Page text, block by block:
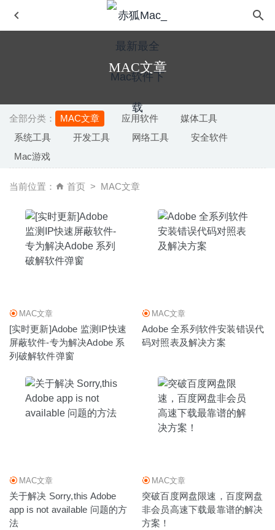
MAC文章
全部分类： MAC文章 应用软件
媒体工具
系统工具
开发工具 网络工具
安全软件
Mac游戏
当前位置： 首页 MAC文章
MAC文章
[实时更新]Adobe 监测IP快速
屏蔽软件-专为解决Adobe 系
列破解软件弹窗
MAC文章
Adobe 全系列软件安装错误代
码对照表及解决方案
MAC文章
关于解决 Sorry,this Adobe
app is not available 问题的方
法
MAC文章
突破百度网盘限速，百度网盘
非会员高速下载最靠谱的解决
方案！
设备管理工具
PDFpen Pro 12.1.2 – 非常强大的PDF编辑器
具 2020-06-28
InVision Studio 1.28.0 for Mac 中文版-全球界面最好的设计
工具 2020-04-04
Batteries 2.3.3 – 菜单栏显示蓝牙设备电量监测工具